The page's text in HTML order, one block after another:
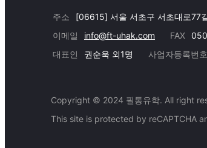
주소
[06615] 서울 서초구 서초대로77
이메일
info@ft-uhak.com FAX
대표인
권순욱 외1명 사업자등록번호
Copyright © 2024 필통유학. All right
This site is protected by reCAPTCHA